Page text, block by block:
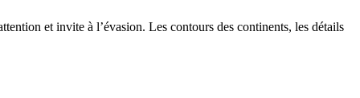
et invite à l’évasion. Les contours des continents, les détails